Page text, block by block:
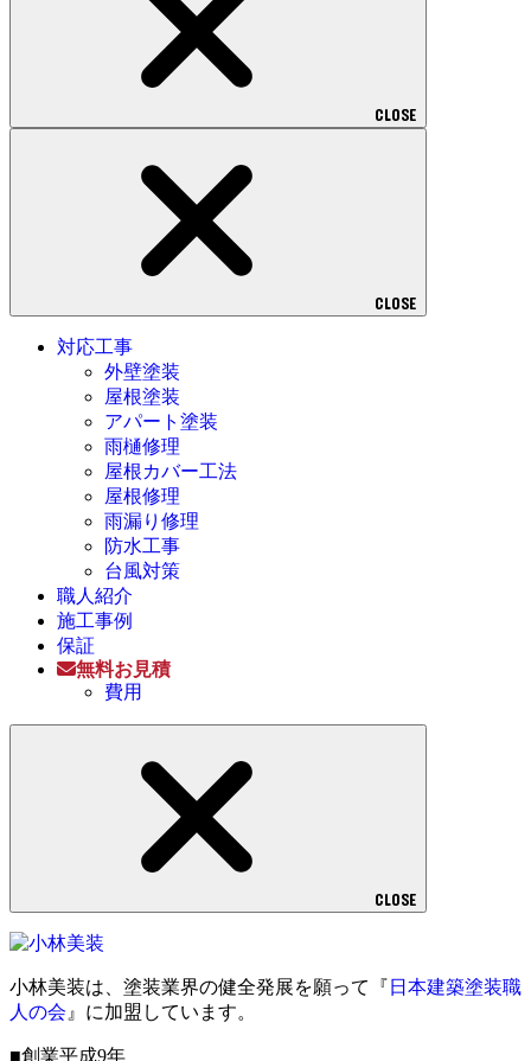
CLOSE
CLOSE
対応工事
外壁塗装
屋根塗装
アパート塗装
雨樋修理
屋根カバー工法
屋根修理
雨漏り修理
防水工事
台風対策
職人紹介
施工事例
保証
無料お見積
費用
CLOSE
小林美装は、塗装業界の健全発展を願って『 日本建築塗装職
人の会 』に加盟しています。
■創業平成9年